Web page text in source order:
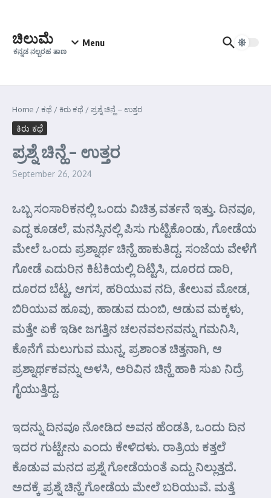
ಚಿಲುಮೆ
ಕನ್ನಡ ನಲ್ಬರಹ ತಾಣ
Menu
Home /ಕಥೆ /ಕಿರು ಕಥೆ /ಪ್ರಶ್ನೆ ಚಿನ್ಹೆ – ಉತ್ತರ
ಕಿರು ಕಥೆ
ಪ್ರಶ್ನೆ ಚಿನ್ಹೆ – ಉತ್ತರ
September 26, 2024
ಒಬ್ಬ ಸಂಸಾರಿಕನಲ್ಲಿ ಒಂದು ವಿಚಿತ್ರ ವರ್ತನೆ ಇತ್ತು. ದಿನವೂ,
ಎದ್ದ ಕೂಡಲೆ, ಮನಸ್ಸಿನಲ್ಲಿ ಪಿಸು ಗುಟ್ಟಿಕೊಂಡು, ಗೋಡೆಯ
ಮೇಲೆ ಒಂದು ಪ್ರಶ್ನಾರ್ಥ ಚಿನ್ಹೆ ಹಾಕುತಿದ್ದ. ಸಂಜೆಯ ವೇಳೆಗೆ
ಗೋಡೆ ಎದುರಿನ ಕಿಟಕಿಯಲ್ಲಿ ದಿಟ್ಟಿಸಿ, ದೂರದ ದಾರಿ,
ದೂರದ ಬೆಟ್ಟ, ಆಗಸ, ಹರಿಯುವ ನದಿ, ತೇಲುವ ಮೋಡ,
ಬಿರಿಯುವ ಹೂವು, ಹಾಡುವ ದುಂಬಿ, ಆಡುವ ಮಕ್ಕಳು,
ಮತ್ತೇ ಏಕೆ ಇಡೀ ಜಗತ್ತಿನ ಚಲನವಲನವನ್ನು ಗಮನಿಸಿ,
ಕೊನೆಗೆ ಮಲುಗುವ ಮುನ್ನ, ಪ್ರಶಾಂತ ಚಿತ್ತನಾಗಿ, ಆ
ಪ್ರಶ್ನಾರ್ಥಕವನ್ನು ಅಳಸಿ, ಅರಿವಿನ ಚಿನ್ಹೆ ಹಾಕಿ ಸುಖ ನಿದ್ರೆ
ಗೈಯುತ್ತಿದ್ದ.
ಇದನ್ನು ದಿನವೂ ನೋಡಿದ ಅವನ ಹೆಂಡತಿ, ಒಂದು ದಿನ
ಇದರ ಗುಟ್ಟೇನು ಎಂದು ಕೇಳಿದಳು. ರಾತ್ರಿಯ ಕತ್ತಲೆ
ಕೊಡುವ ಮನದ ಪ್ರಶ್ನೆ ಗೋಡೆಯಂತೆ ಎದ್ದು ನಿಲ್ಲುತ್ತದೆ.
ಅದಕ್ಕೆ ಪ್ರಶ್ನೆ ಚಿನ್ಹೆ ಗೋಡೆಯ ಮೇಲೆ ಬರಿಯುವೆ. ಮತ್ತೆ